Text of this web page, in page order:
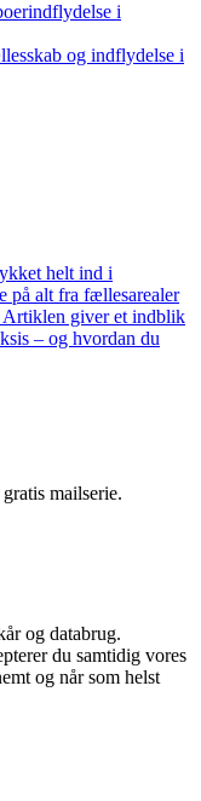
i
og indflydelse i
helt ind i
på alt fra fællesarealer
Artiklen giver et indblik
– og hvordan du
mailserie.
og databrug.
du samtidig vores
og når som helst